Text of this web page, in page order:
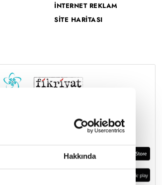
Hakkında
İNTERNET REKLAM
SİTE HARİTASI